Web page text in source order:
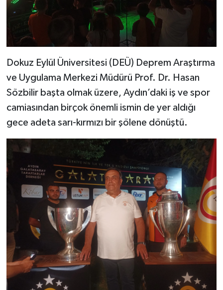
Dokuz Eylül Üniversitesi (DEÜ) Deprem Araştırma
ve Uygulama Merkezi Müdürü Prof. Dr. Hasan
Sözbilir başta olmak üzere, Aydın’daki iş ve spor
camiasından birçok önemli ismin de yer aldığı
gece adeta sarı-kırmızı bir şölene dönüştü.